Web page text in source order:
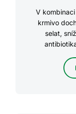
V
krmivo
selat,